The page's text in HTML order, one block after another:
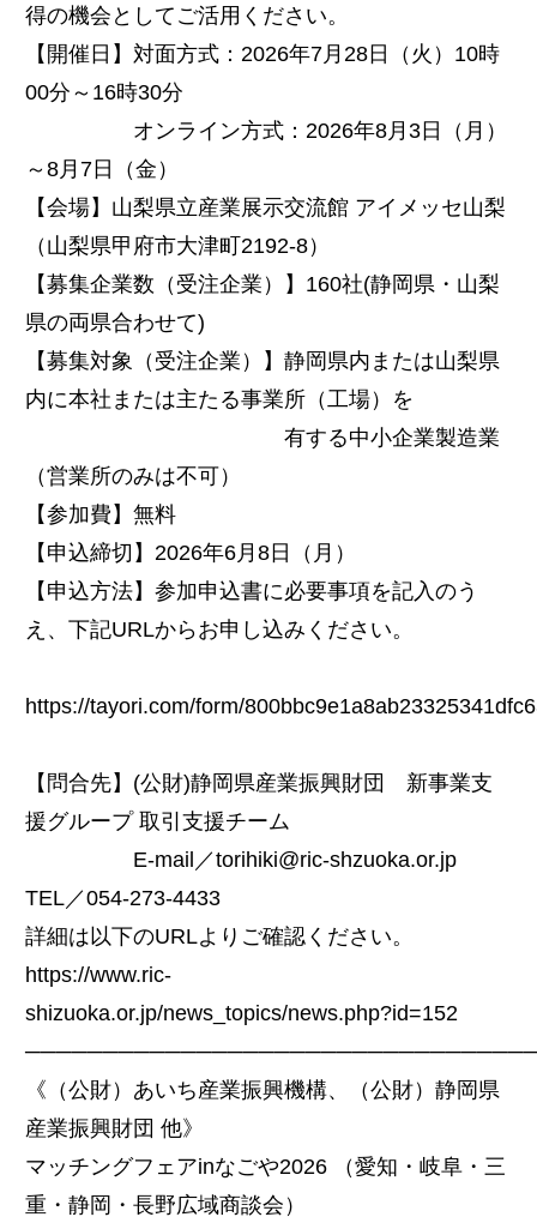
得の機会としてご活用ください。
【開催日】対面方式：2026年7月28日（火）10時
00分～16時30分
オンライン方式：2026年8月3日（月）
～8月7日（金）
【会場】山梨県立産業展示交流館 アイメッセ山梨
（山梨県甲府市大津町2192-8）
【募集企業数（受注企業）】160社(静岡県・山梨
県の両県合わせて)
【募集対象（受注企業）】静岡県内または山梨県
内に本社または主たる事業所（工場）を
有する中小企業製造業
（営業所のみは不可）
【参加費】無料
【申込締切】2026年6月8日（月）
【申込方法】参加申込書に必要事項を記入のう
え、下記URLからお申し込みください。
https://tayori.com/form/
【問合先】(公財)静岡県産業振興財団 新事業支
援グループ 取引支援チーム
E-mail／torihiki@ric-shzuoka.or.jp
TEL／054-273-4433
詳細は以下のURLよりご確認ください。
https://www.ric-
shizuoka.or.jp/news_topics/news.php?id=152
《（公財）あいち産業振興機構、（公財）静岡県
産業振興財団 他》
マッチングフェアinなごや2026 （愛知・岐阜・三
重・静岡・長野広域商談会）